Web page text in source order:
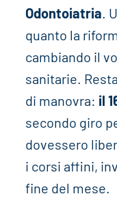
Odontoiatria .
quanto la
cambiando il
sanitarie.
di manovra: il
secondo giro
dovessero
i corsi affini,
fine del mese.